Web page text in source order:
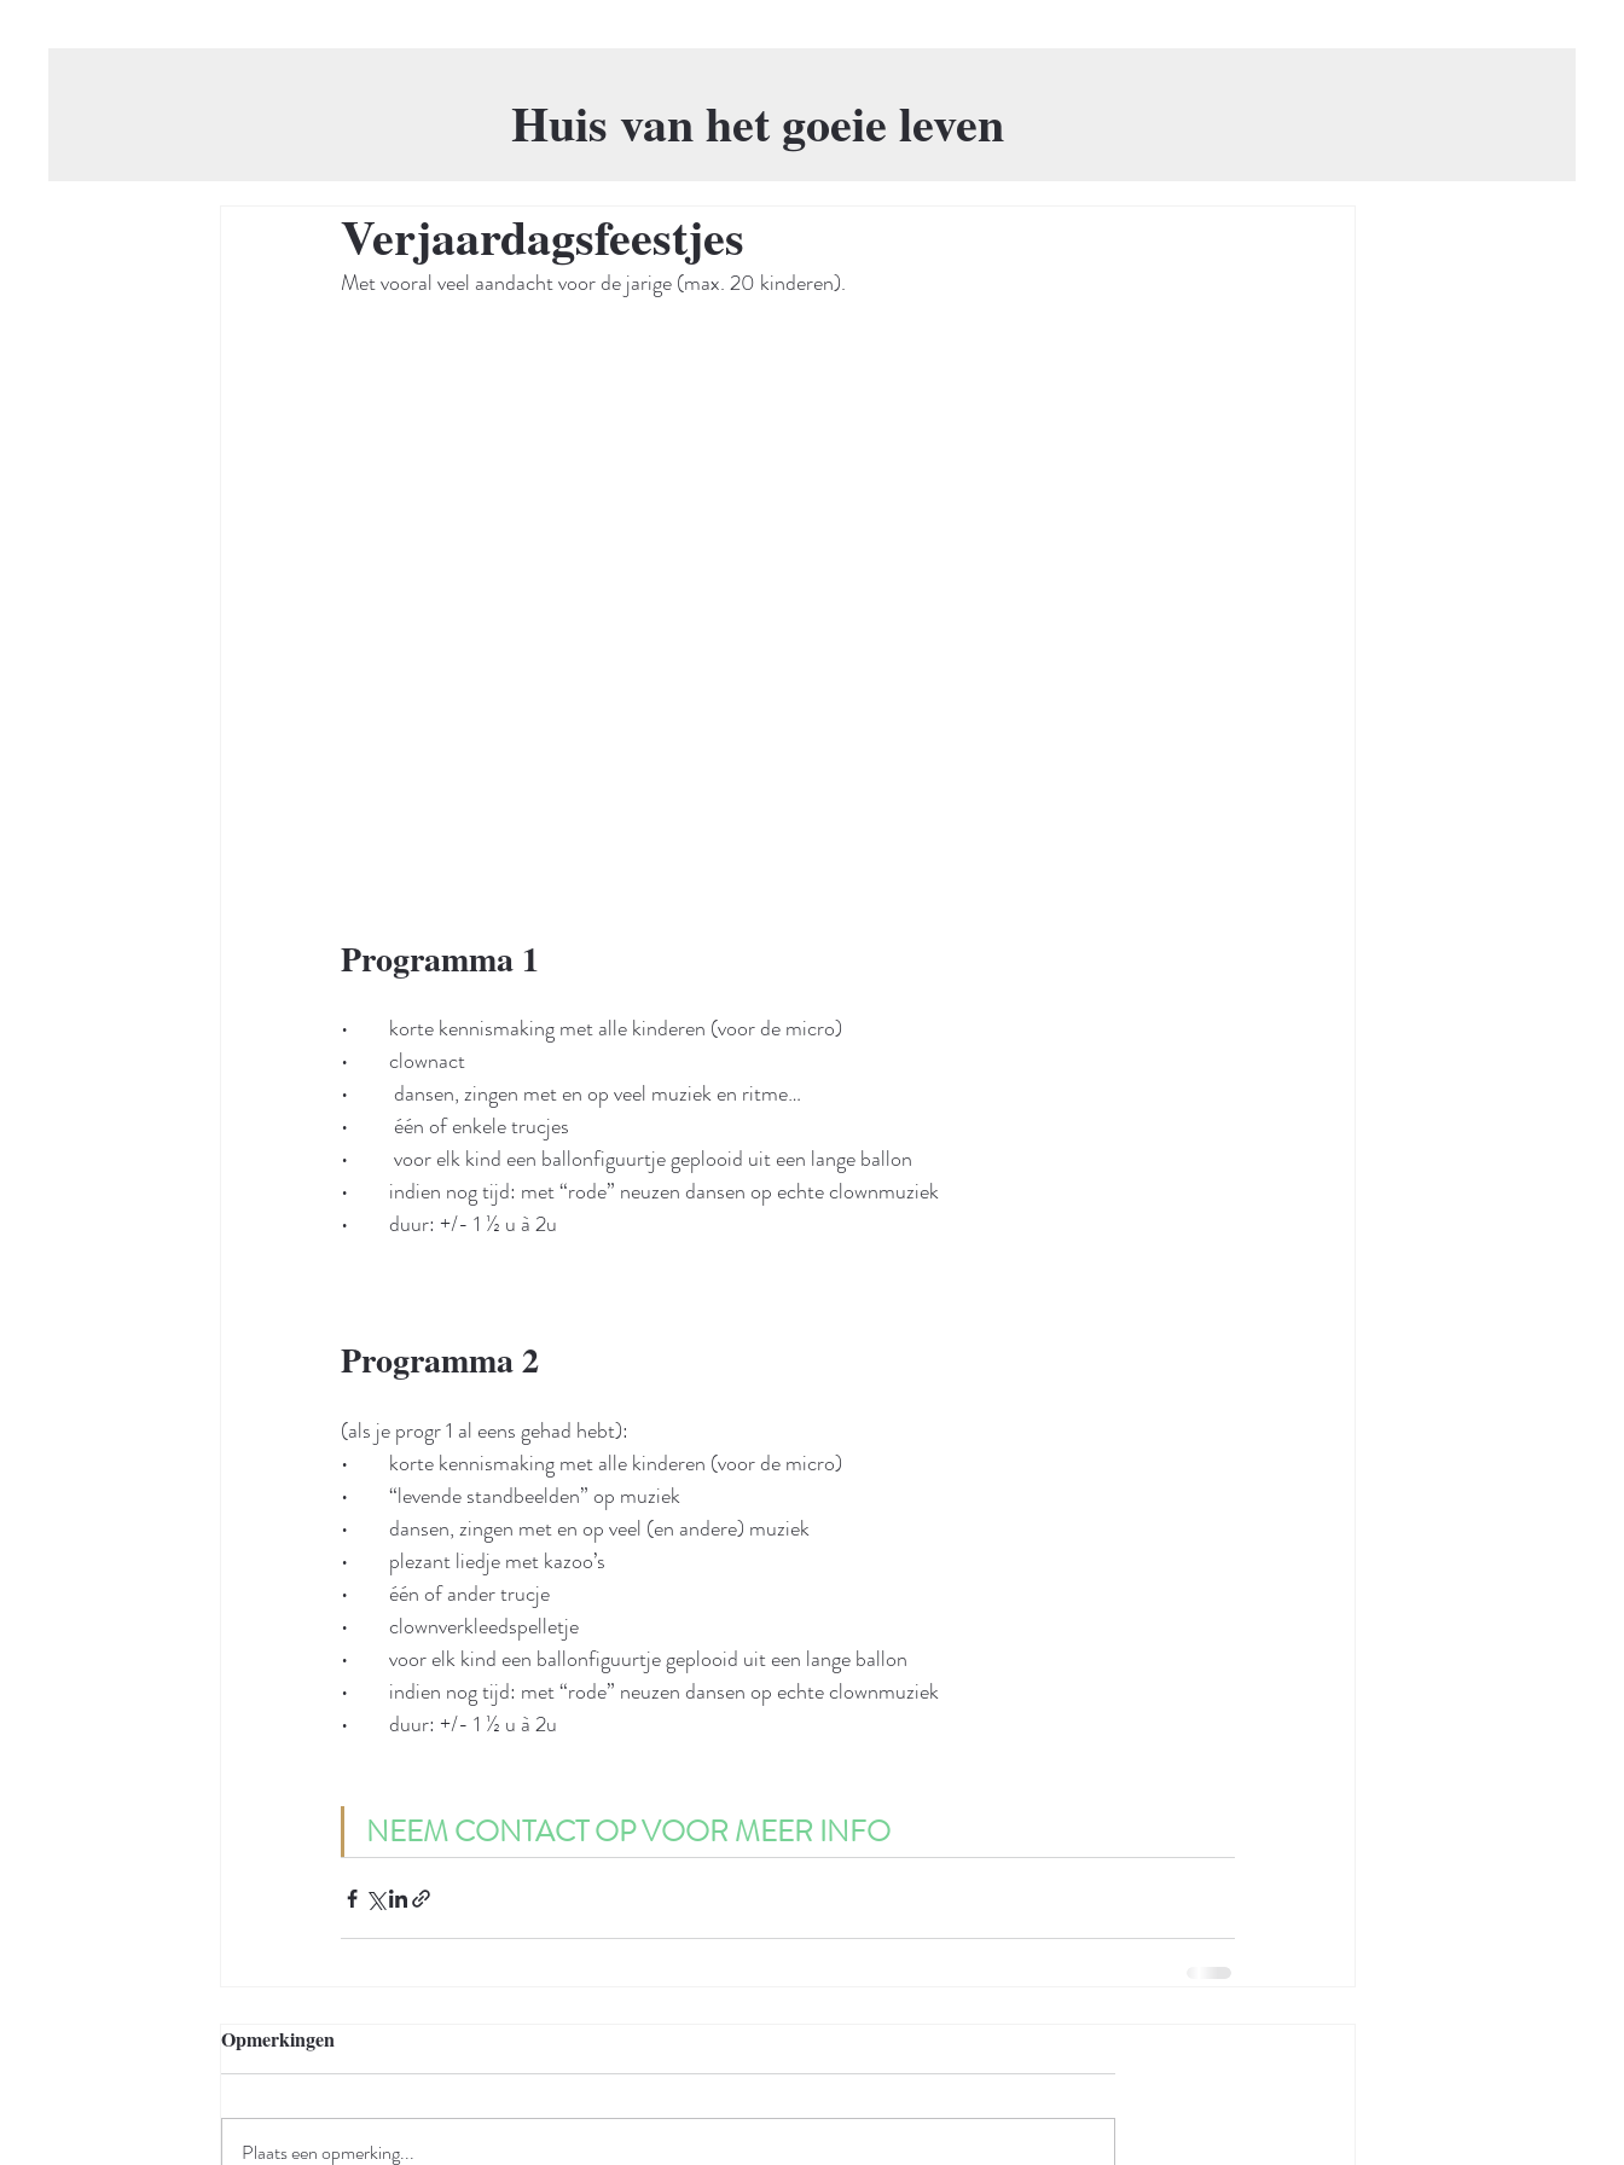
Verjaardagsfeestjes
Met vooral veel aandacht voor de jarige (max. 20 kinderen).
Programma 1
•	korte kennismaking met alle kinderen (voor de micro)
•	clownact
•	 dansen, zingen met en op veel muziek en ritme…
•	 één of enkele trucjes
•	 voor elk kind een ballonfiguurtje geplooid uit een lange ballon
•	indien nog tijd: met “rode” neuzen dansen op echte clownmuziek
•	duur: +/- 1 ½ u à 2u
Programma 2
(als je progr 1 al eens gehad hebt):
•	korte kennismaking met alle kinderen (voor de micro)
•	“levende standbeelden” op muziek
•	dansen, zingen met en op veel (en andere) muziek
•	plezant liedje met kazoo’s
•	één of ander trucje
•	clownverkleedspelletje
•	voor elk kind een ballonfiguurtje geplooid uit een lange ballon
•	indien nog tijd: met “rode” neuzen dansen op echte clownmuziek
•	duur: +/- 1 ½ u à 2u
NEEM CONTACT OP VOOR MEER INFO
Opmerkingen
Plaats een opmerking...
Huis van het goeie leven